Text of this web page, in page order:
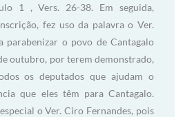
1 , Vers. 26-38. Em seguida,
fez uso da palavra o Ver.
parabenizar o povo de Cantagalo
outubro, por terem demonstrado,
os deputados que ajudam o
que eles têm para Cantagalo.
o Ver. Ciro Fernandes, pois